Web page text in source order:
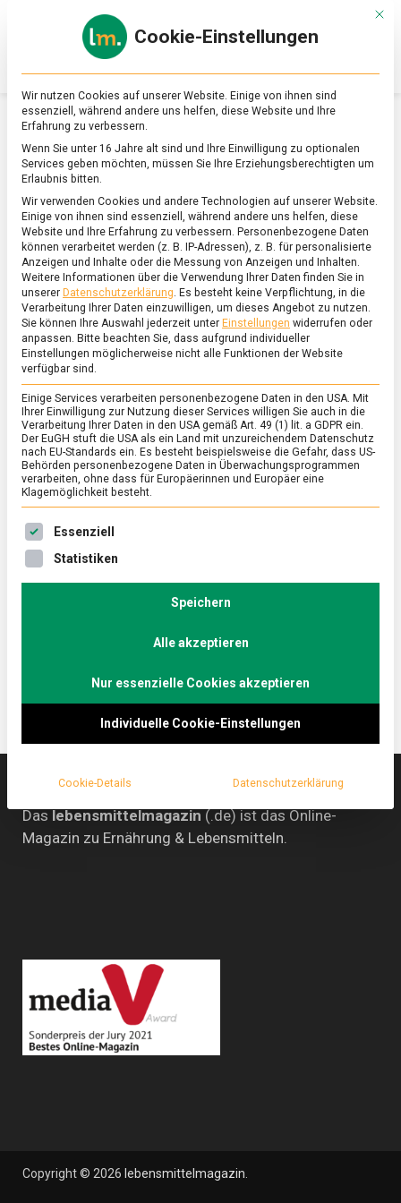
Online-
Magazin
zu
&
Ernährung
SCHLAGWORT:AGNUS DEI
FEATURED/WISSEN
Osterlamm und Co. – internationale
Spezialitäten rund um Ostern
8. April 2022
–
Ostern, das Fest der Auferstehung, ist der höchste
christliche Feiertag im Jahr. Weltweit feiern Christen
jeder Konfession dieses Fest. Zu den Traditionen
sondern auch vielfältige Gebäcke und Speisen.
Das lebensmittelmagazin (.de) ist das Online-
Magazin zu Ernährung & Lebensmitteln.
Copyright © 2026 lebensmittelmagazin
Mit
Cookie-Einstellungen
Wir nutzen Cookies auf unserer Website. Einige von ihnen sind
essenziell, während andere uns helfen, diese Website und Ihre
Erfahrung zu verbessern.
Wenn Sie unter 16 Jahre alt sind und Ihre Einwilligung zu optionalen
Services geben möchten, müssen Sie Ihre Erziehungsberechtigten um
Erlaubnis bitten.
Wir verwenden Cookies und andere Technologien auf unserer Website.
Einige von ihnen sind essenziell, während andere uns helfen, diese
Website und Ihre Erfahrung zu verbessern. Personenbezogene Daten
können verarbeitet werden (z. B. IP-Adressen), z. B. für personalisierte
Anzeigen und Inhalte oder die Messung von Anzeigen und Inhalten.
Weitere Informationen über die Verwendung Ihrer Daten finden Sie in
unserer Datenschutzerklärung. Es besteht keine Verpflichtung, in die
Verarbeitung Ihrer Daten einzuwilligen, um dieses Angebot zu nutzen.
Sie können Ihre Auswahl jederzeit unter Einstellungen widerrufen oder
anpassen. Bitte beachten Sie, dass aufgrund individueller
Einstellungen möglicherweise nicht alle Funktionen der Website
verfügbar sind.
Einige Services verarbeiten personenbezogene Daten in den USA. Mit
Ihrer Einwilligung zur Nutzung dieser Services willigen Sie auch in die
Verarbeitung Ihrer Daten in den USA gemäß Art. 49 (1) lit. a GDPR ein.
Der EuGH stuft die USA als ein Land mit unzureichendem Datenschutz
nach EU-Standards ein. Es besteht beispielsweise die Gefahr, dass US-
Behörden personenbezogene Daten in Überwachungsprogrammen
verarbeiten, ohne dass für Europäerinnen und Europäer eine
Klagemöglichkeit besteht.
Es folgt eine Liste der Service-Gruppen, für die eine
Essenziell
Statistiken
Speichern
Alle akzeptieren
Nur essenzielle Cookies akzeptieren
Individuelle Cookie-Einstellungen
Cookie-Details Datenschutzerklärung